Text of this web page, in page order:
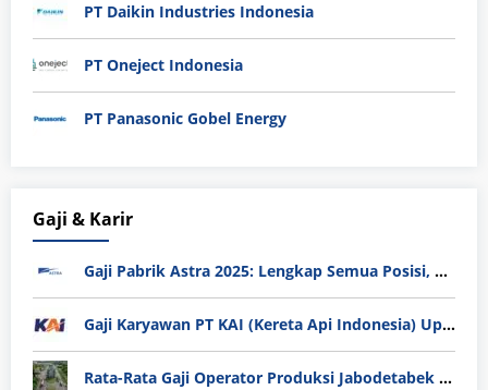
PT Daikin Industries Indonesia
PT Oneject Indonesia
PT Panasonic Gobel Energy
Gaji & Karir
Gaji Pabrik Astra 2025: Lengkap Semua Posisi, Tunjangan, dan Tips Masuk
Gaji Karyawan PT KAI (Kereta Api Indonesia) Update 2025
Rata-Rata Gaji Operator Produksi Jabodetabek 2025: Bedah Tuntas UMK, Lemburan, dan Realita Hidup Buruh